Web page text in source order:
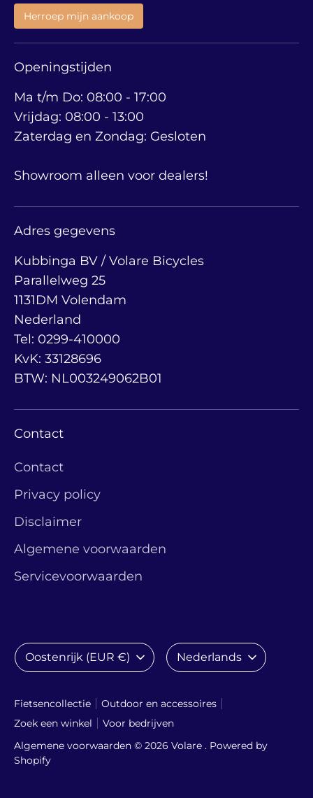
Herroep mijn aankoop
Openingstijden
Ma t/m Do: 08:00 - 17:00
Vrijdag: 08:00 - 13:00
Zaterdag en Zondag: Gesloten
Showroom alleen voor dealers!
Adres gegevens
Kubbinga BV / Volare Bicycles
Parallelweg 25
1131DM Volendam
Nederland
Tel: 0299-410000
KvK: 33128696
BTW: NL003249062B01
Contact
Contact
Privacy policy
Disclaimer
Algemene voorwaarden
Servicevoorwaarden
Fietsencollectie
Outdoor en accessoires
Zoek een winkel
Voor bedrijven
Algemene voorwaarden © 2026 Volare . Powered by
Shopify
Valuta
Oostenrijk (EUR €) TaalNederlands